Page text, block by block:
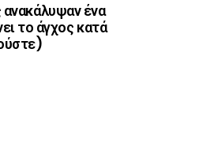
ένα
το άγχος κατά